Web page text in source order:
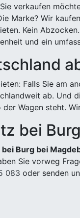
verkaufen
Marke? Wir
Kein
und ein
Falls Sie am
ab. Und
Wagen steht.
bei
Burg bei
Sie vorweg
083 oder senden